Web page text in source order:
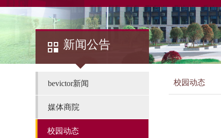
新闻公告
bevictor新闻
媒体商院
校园动态
校园动态